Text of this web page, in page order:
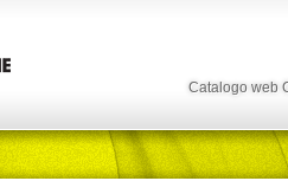
Catalogo web